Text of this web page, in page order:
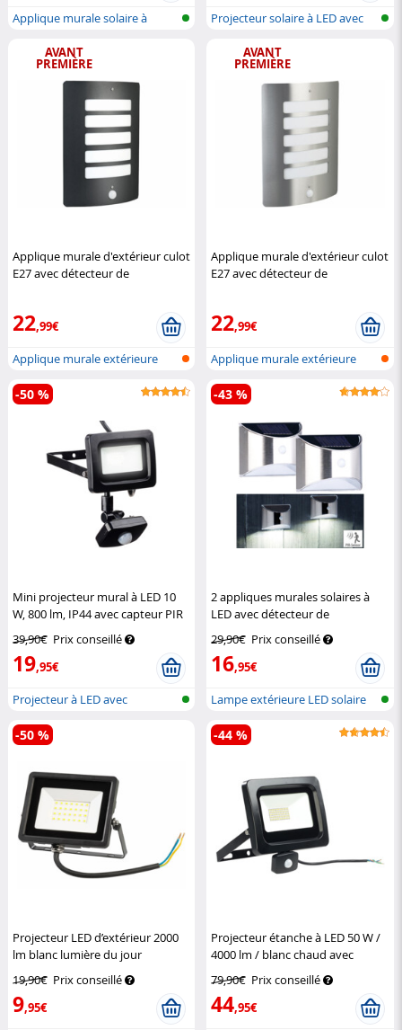
Applique murale solaire à
Projecteur solaire à LED avec
AVANT
PREMIÈRE
Applique murale d'extérieur culot
E27 avec détecteur de
22,99€
Applique murale extérieure
avec dou...
AVANT
PREMIÈRE
Applique murale d'extérieur culot
E27 avec détecteur de
22,99€
Applique murale extérieure
avec dou...
Mini projecteur mural à LED 10
W, 800 lm, IP44 avec capteur PIR
39,90€ Prix conseillé
19,95€
-50 %
Projecteur à LED avec
détecteur de...
2 appliques murales solaires à
LED avec détecteur de
Lunartec
29,90€ Prix conseillé
16,95€
-43 %
Lampe extérieure LED solaire
avec c...
Projecteur LED d’extérieur 2000
lm blanc lumière du jour
19,90€ Prix conseillé
9,95€
-50 %
Projecteur étanche à LED 50 W /
4000 lm / blanc chaud avec
79,90€ Prix conseillé
44,95€
-44 %